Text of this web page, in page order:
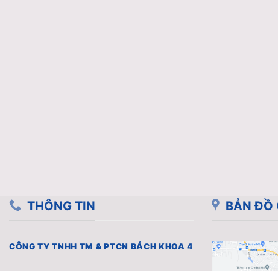
THÔNG TIN
CÔNG TY TNHH TM & PTCN BÁCH KHOA 4
BẢN ĐỒ